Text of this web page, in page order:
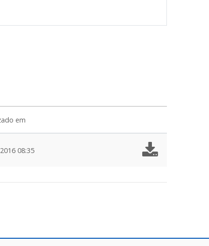
em
08:35